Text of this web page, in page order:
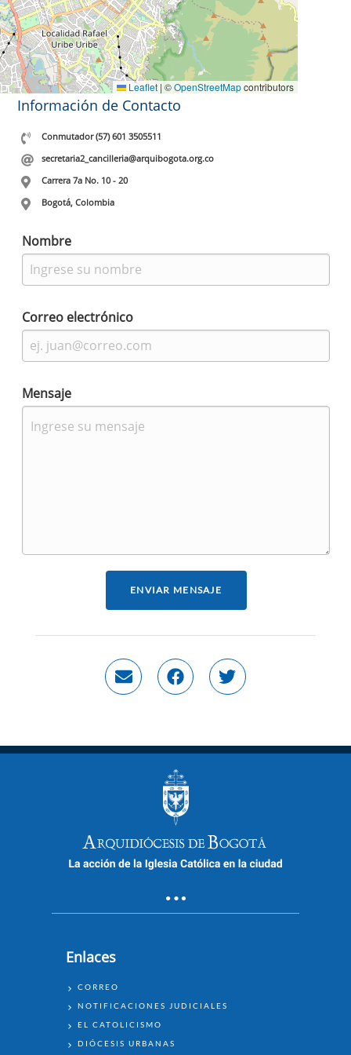
Leaflet | ©OpenStreetMapcontributors
Información de Contacto
Conmutador (57) 601 3505511
secretaria2_cancilleria@arquibogota.org.co
Carrera 7a No. 10 - 20
Bogotá, Colombia
Nombre
Correo electrónico
Mensaje
ENVIAR MENSAJE
Enlaces
ENLACES
CORREO
NOTIFICACIONES JUDICIALES
EL CATOLICISMO
DIÓCESIS URBANAS